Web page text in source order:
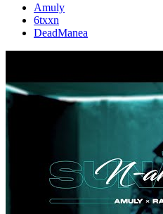
Amuly
6txxn
DeadManea